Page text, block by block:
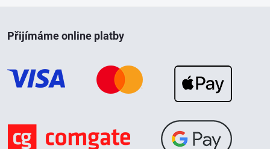
p
Přijímáme online platby